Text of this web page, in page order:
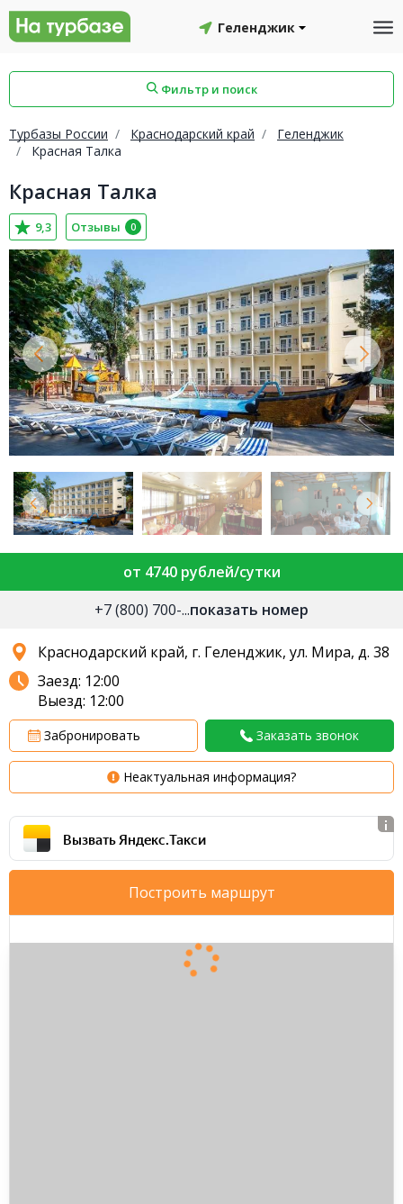
Геленджик
Фильтр и поиск
Турбазы России Краснодарский край
Геленджик
Красная Талка
Красная Талка
9,3 Отзывы 0
от 4740 рублей/сутки
+7 (800) 700-...показать номер
Краснодарский край, г. Геленджик, ул. Мира, д. 38
Заезд: 12:00
Выезд: 12:00
Забронировать Заказать звонок
Неактуальная информация?
Вызвать Яндекс.Такси
Построить маршрут
Смоленский район
Красноборский район
Онежский район
Северодвинск Устьянский район